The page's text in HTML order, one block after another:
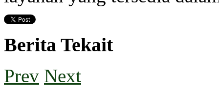
Berita Tekait
Prev Next